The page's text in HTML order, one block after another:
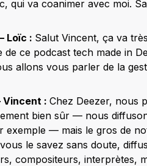
qui va coanimer avec moi.
Loïc : Salut Vincent, ça va
ce podcast tech made in
allons vous parler de la
: Chez Deezer, nous
bien sûr — nous
exemple — mais le gros de
le savez sans doute,
compositeurs, interprètes,